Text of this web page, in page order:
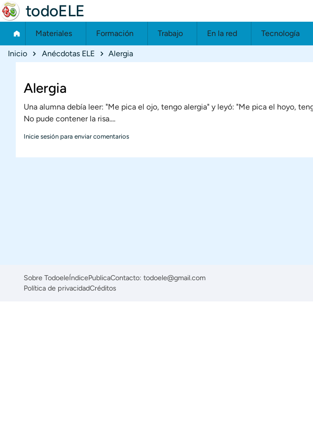
todoELE
Materiales Formación Trabajo En la red Tecnología
Ruta de navegación
Inicio Anécdotas ELE Alergia
Alergia
Una alumna debía leer: "Me pica el ojo, tengo alergia" y leyó: "Me pica el hoyo,
No pude contener la risa....
Inicie sesión para enviar comentarios
Sobre TodoeleÍndicePublicaContacto: todoele@gmail.com
Política de privacidadCréditos